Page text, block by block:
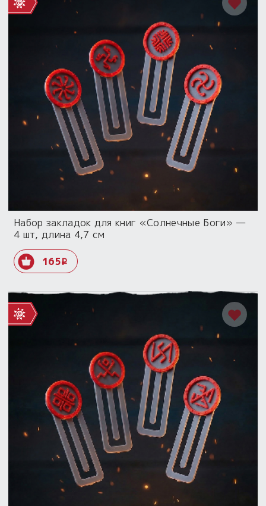
Набор закладок для книг «Солнечные Боги» —
4 шт, длина 4,7 см
165i